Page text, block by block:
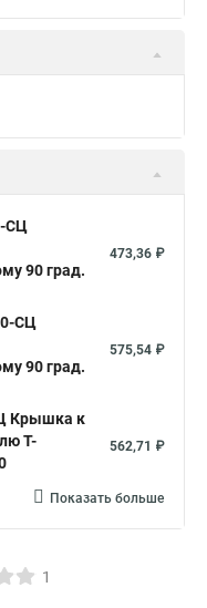
СЦ
90 град.
473,36 ₽
СЦ
90 град.
575,54 ₽
Крышка к
Т-
562,71 ₽
Показать больше
1